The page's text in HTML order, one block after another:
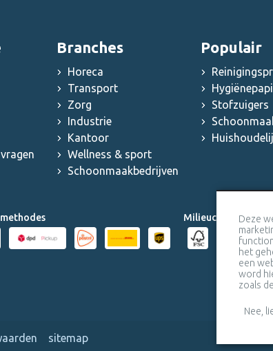
Branches
Horeca
Transport
Zorg
Industrie
Kantoor
Wellness & sport
Schoonmaakbedrijven
Populair
Stofzuigers
Milieucertificaten
sitemap
Deze
het
een
word
zoals
Nee,